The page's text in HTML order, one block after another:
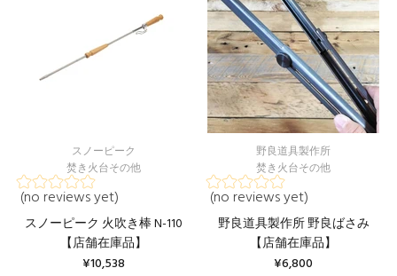
スノーピーク
焚き火台その他
(no reviews yet)
スノーピーク 火吹き棒 N-110
【店舗在庫品】
¥10,538
野良道具製作所
焚き火台その他
(no reviews yet)
野良道具製作所 野良ばさみ
【店舗在庫品】
¥6,800